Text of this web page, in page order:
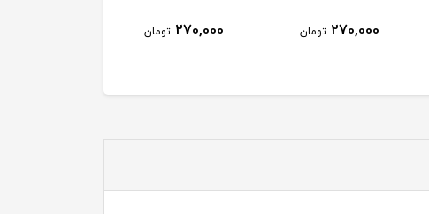
270,000 تومان 270,000 تومان